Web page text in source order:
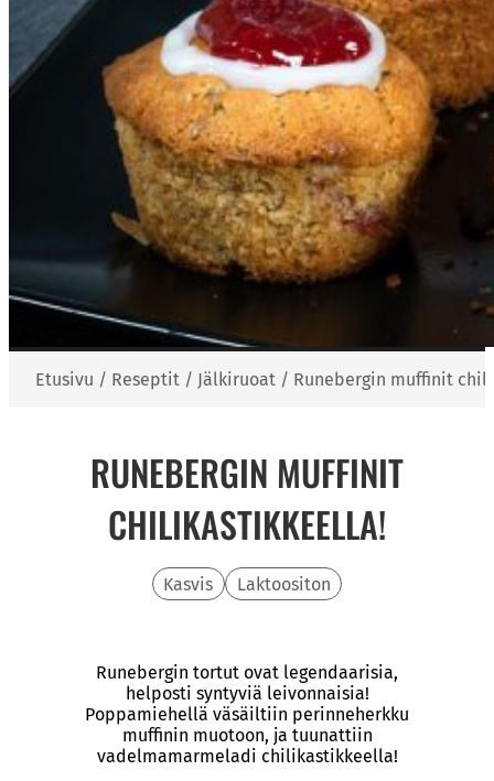
Etusivu / Reseptit / Jälkiruoat / Runebergin muffinit
RUNEBERGIN MUFFINIT
CHILIKASTIKKEELLA!
Kasvis Laktoositon
Runebergin tortut ovat legendaarisia,
helposti syntyviä leivonnaisia!
Poppamiehellä väsäiltiin perinneherkku
muffinin muotoon, ja tuunattiin
vadelmamarmeladi chilikastikkeella!